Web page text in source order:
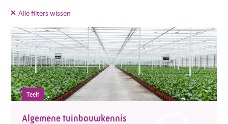
Alle filters wissen
Teelt
Algemene tuinbouwkennis